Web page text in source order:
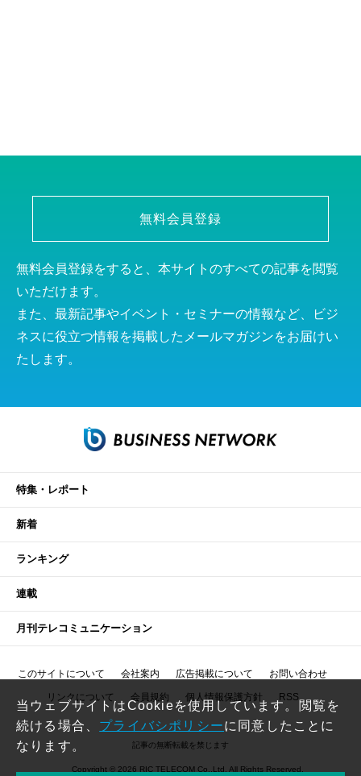
無料会員登録
無料会員登録をすると、本サイトのすべての記事を閲覧
いただけます。
また、最新記事やイベント・セミナーの情報など、ビジ
ネスに役立つ情報を掲載したメールマガジンをお届けい
たします。
特集・レポート
新着
ランキング
連載
月刊テレコミュニケーション
このサイトについて 会社案内 広告掲載について お問い合わせ
リンクについて 会員規約 個人情報保護方針 RSS
記事の無断転載を禁じます
Copyright © 2026 RIC TELECOM Co.,Ltd. All Rights Reserved.
当ウェブサイトはCookieを使用しています。閲覧を
続ける場合、 プライバシポリシーに同意したことに
なります。